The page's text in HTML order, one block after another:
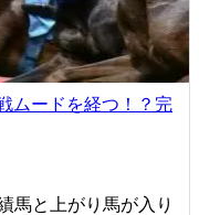
ムードを経つ！？完
馬と上がり馬が入り